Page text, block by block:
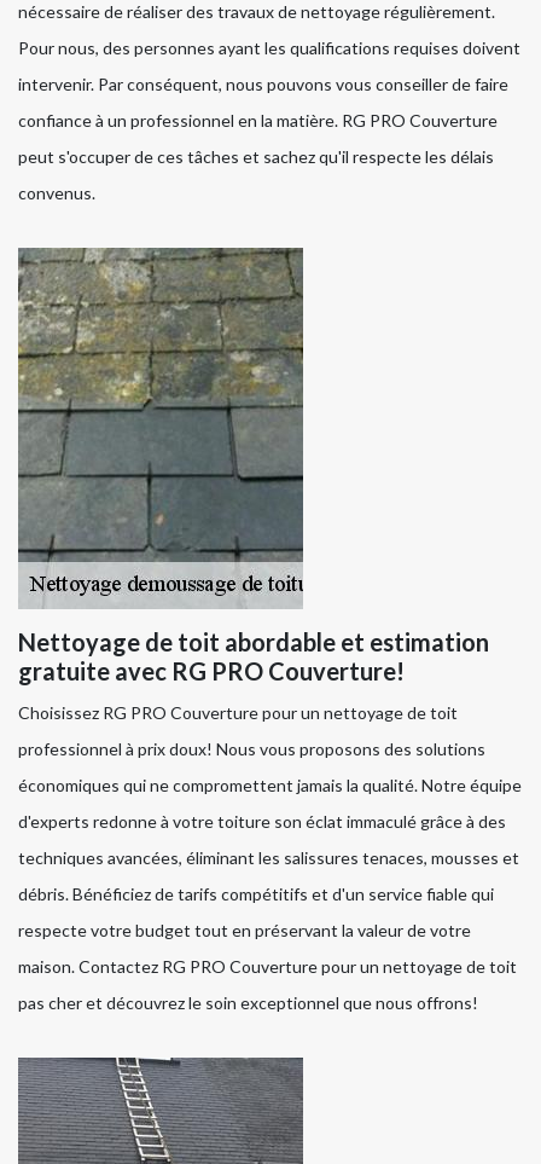
nécessaire de réaliser des travaux de nettoyage régulièrement.
Pour nous, des personnes ayant les qualifications requises doivent
intervenir. Par conséquent, nous pouvons vous conseiller de faire
confiance à un professionnel en la matière. RG PRO Couverture
peut s'occuper de ces tâches et sachez qu'il respecte les délais
convenus.
Nettoyage de toit abordable et estimation
gratuite avec RG PRO Couverture!
Choisissez RG PRO Couverture pour un nettoyage de toit
professionnel à prix doux! Nous vous proposons des solutions
économiques qui ne compromettent jamais la qualité. Notre équipe
d'experts redonne à votre toiture son éclat immaculé grâce à des
techniques avancées, éliminant les salissures tenaces, mousses et
débris. Bénéficiez de tarifs compétitifs et d'un service fiable qui
respecte votre budget tout en préservant la valeur de votre
maison. Contactez RG PRO Couverture pour un nettoyage de toit
pas cher et découvrez le soin exceptionnel que nous offrons!